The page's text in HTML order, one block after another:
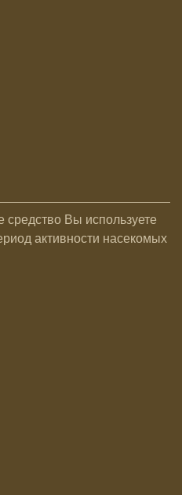
средство Вы используете
активности насекомых